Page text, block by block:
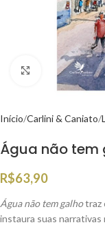
Clique para
Início Carlini & Caniato
Água não tem
R$63,90
Água não tem galhotraz
instaura suas narrativas